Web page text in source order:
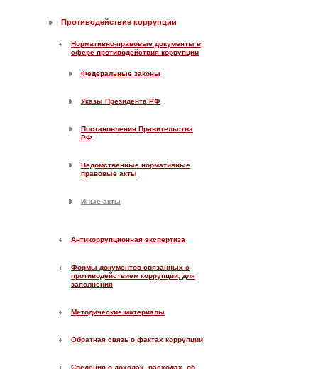
Противодействие коррупции
Нормативно-правовые документы в
сфере противодействия коррупции
Федеральные законы
Указы Президента РФ
Постановления Правительства
РФ
Ведомственные нормативные
правовые акты
Иные акты
Антикоррупционная экспертиза
Формы документов связанных с
противодействием коррупции, для
заполнения
Методические материалы
Обратная связь о фактах коррупции